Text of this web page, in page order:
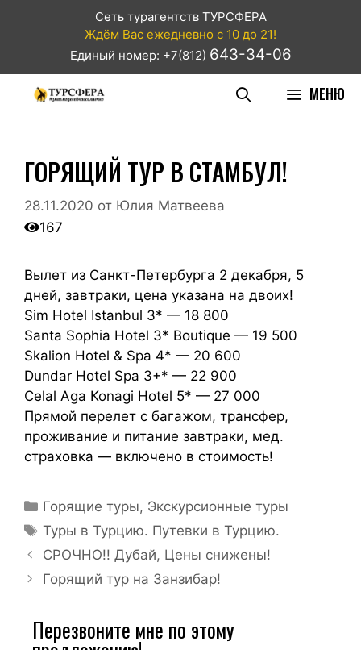
Сеть турагентств ТУРСФЕРА
Ждём Вас ежедневно с 10 до 21!
Единый номер: +7(812) 643-34-06
МЕНЮ
ГОРЯЩИЙ ТУР В СТАМБУЛ!
28.11.2020 от Юлия Матвеева
167
Вылет из Санкт-Петербурга 2 декабря, 5
дней, завтраки, цена указана на двоих!
Sim Hotel Istanbul 3* — 18 800
Santa Sophia Hotel 3* Boutique — 19 500
Skalion Hotel & Spa 4* — 20 600
Dundar Hotel Spa 3+* — 22 900
Celal Aga Konagi Hotel 5* — 27 000
Прямой перелет с багажом, трансфер,
проживание и питание завтраки, мед.
страховка — включено в стоимость!
Горящие туры, Экскурсионные туры
Туры в Турцию. Путевки в Турцию.
СРОЧНО!! Дубай, Цены снижены!
Горящий тур на Занзибар!
Перезвоните мне по этому